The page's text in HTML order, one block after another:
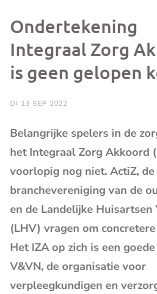
op
Ondertekening
Integraal Zorg
is geen gelopen
DI 13 SEP 2022
Belangrijke spelers in de
het Integraal Zorg Akkoord
voorlopig nog niet. ActiZ, de
branchevereniging van de
en de Landelijke Huisartsen
(LHV) vragen om
Het IZA op zich is een
V&VN, de organisatie voor
verpleegkundigen en